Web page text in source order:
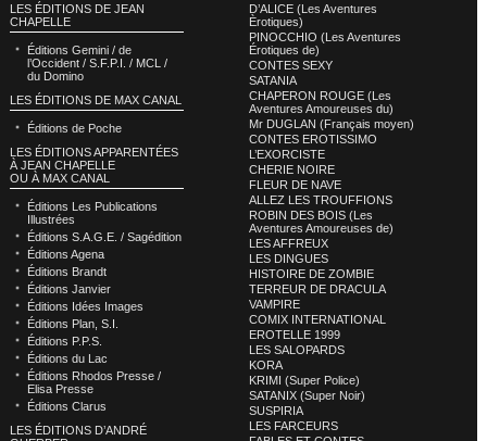
LES ÉDITIONS DE JEAN
CHAPELLE
Éditions Gemini / de
l’Occident / S.F.P.I. / MCL /
du Domino
LES ÉDITIONS DE MAX CANAL
Éditions de Poche
LES ÉDITIONS APPARENTÉES
À JEAN CHAPELLE
OU À MAX CANAL
Éditions Les Publications
Illustrées
Éditions S.A.G.E. / Sagédition
Éditions Agena
Éditions Brandt
Éditions Janvier
Éditions Idées Images
Éditions Plan, S.I.
Éditions P.P.S.
Éditions du Lac
Éditions Rhodos Presse /
Elisa Presse
Éditions Clarus
LES ÉDITIONS D’ANDRÉ
D’ALICE (Les Aventures
Èrotiques)
PINOCCHIO (Les Aventures
Érotiques de)
CONTES SEXY
SATANIA
CHAPERON ROUGE (Les
Aventures Amoureuses du)
Mr DUGLAN (Français moyen)
CONTES EROTISSIMO
L’EXORCISTE
CHERIE NOIRE
FLEUR DE NAVE
ALLEZ LES TROUFFIONS
ROBIN DES BOIS (Les
Aventures Amoureuses de)
LES AFFREUX
LES DINGUES
HISTOIRE DE ZOMBIE
TERREUR DE DRACULA
VAMPIRE
COMIX INTERNATIONAL
EROTELLE 1999
LES SALOPARDS
KORA
KRIMI (Super Police)
SATANIX (Super Noir)
SUSPIRIA
LES FARCEURS